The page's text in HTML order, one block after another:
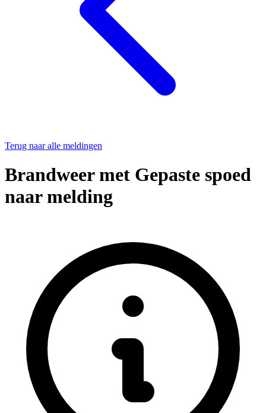
Terug naar alle meldingen
Brandweer met Gepaste spoed
naar melding